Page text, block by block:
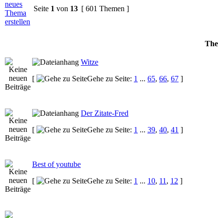
Seite 1 von 13 [ 601 Themen ]
Witze
[
Gehe zu Seite: 1 ... 65, 66, 67 ]
Der Zitate-Fred
[
Gehe zu Seite: 1 ... 39, 40, 41 ]
Best of youtube
[
Gehe zu Seite: 1 ... 10, 11 , 12 ]